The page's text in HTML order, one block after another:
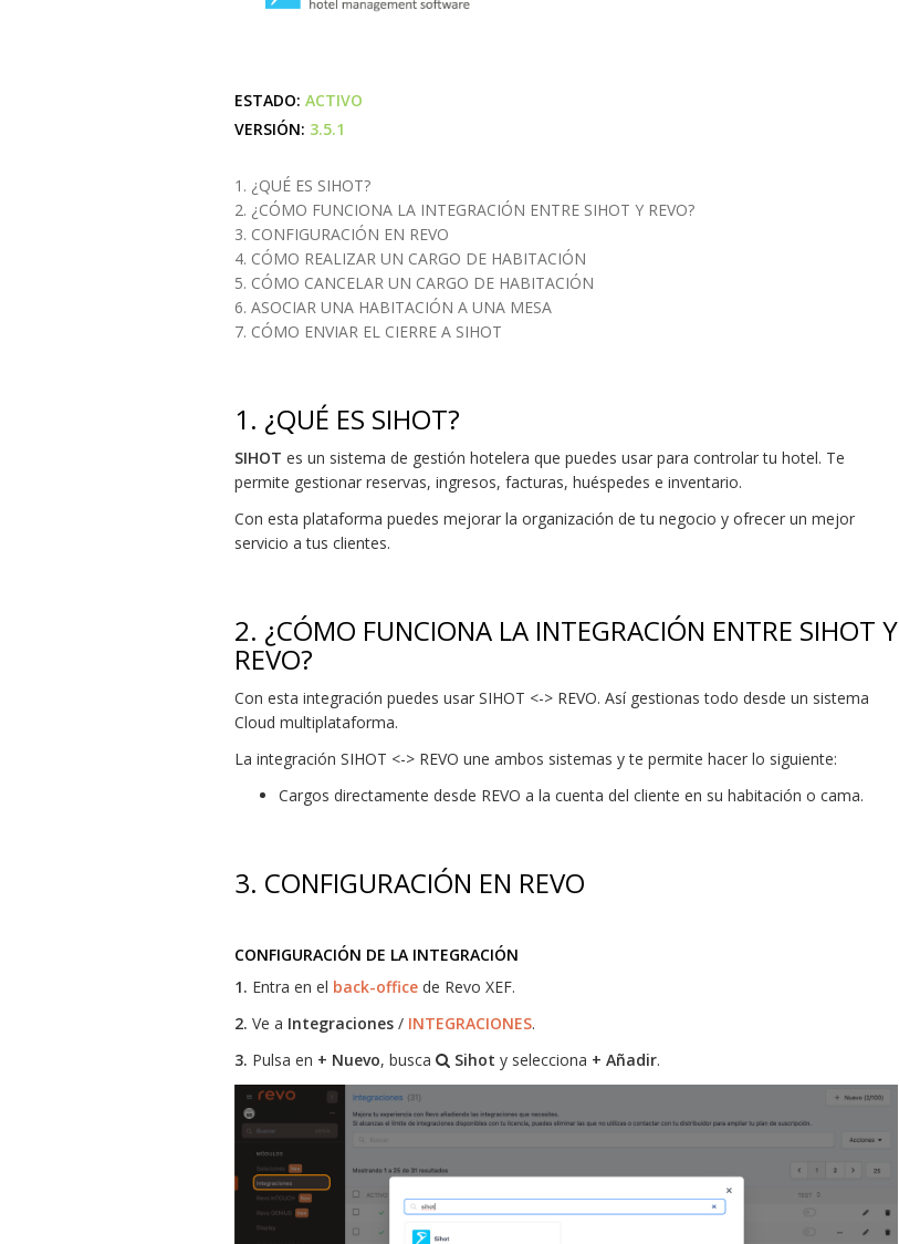
ESTADO: ACTIVO
VERSIÓN: 3.5.1
1. ¿QUÉ ES SIHOT?
2. ¿CÓMO FUNCIONA LA INTEGRACIÓN ENTRE SIHOT Y REVO?
3. CONFIGURACIÓN EN REVO
4. CÓMO REALIZAR UN CARGO DE HABITACIÓN
5. CÓMO CANCELAR UN CARGO DE HABITACIÓN
6. ASOCIAR UNA HABITACIÓN A UNA MESA
7. CÓMO ENVIAR EL CIERRE A SIHOT
1. ¿QUÉ ES SIHOT?
SIHOT es un sistema de gestión hotelera que puedes usar para controlar tu hotel. Te
permite gestionar reservas, ingresos, facturas, huéspedes e inventario.
Con esta plataforma puedes mejorar la organización de tu negocio y ofrecer un mejor
servicio a tus clientes.
2. ¿CÓMO FUNCIONA LA INTEGRACIÓN ENTRE SIHOT Y
REVO?
Con esta integración puedes usar SIHOT <-> REVO. Así gestionas todo desde un sistema
Cloud multiplataforma.
La integración SIHOT <-> REVO une ambos sistemas y te permite hacer lo siguiente:
Cargos directamente desde REVO a la cuenta del cliente en su habitación o cama.
3. CONFIGURACIÓN EN REVO
CONFIGURACIÓN DE LA INTEGRACIÓN
1. Entra en el back-office de Revo XEF.
2. Ve a Integraciones / INTEGRACIONES.
3. Pulsa en + Nuevo, busca Sihot y selecciona + Añadir.